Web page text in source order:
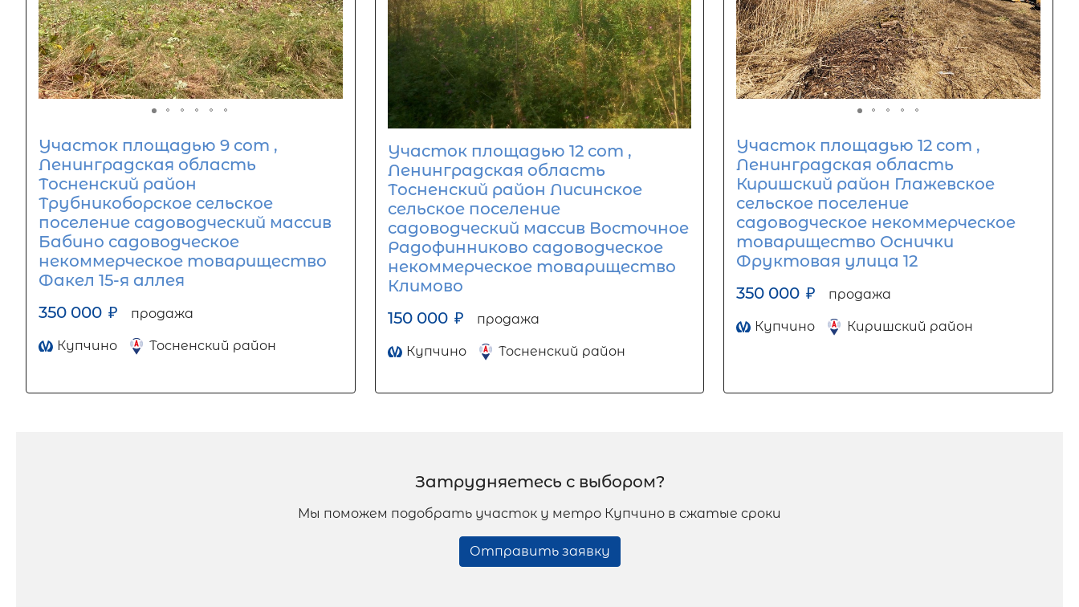
Участок площадью 9 сот ,
Ленинградская область
Тосненский район
Трубникоборское сельское
поселение садоводческий массив
Бабино садоводческое
некоммерческое товарищество
Факел 15-я аллея
350 000 ₽ продажа
Купчино Тосненский район
Участок площадью 12 сот ,
Ленинградская область
Тосненский район Лисинское
сельское поселение
садоводческий массив Восточное
Радофинниково садоводческое
некоммерческое товарищество
Климово
150 000 ₽ продажа
Купчино Тосненский район
Участок площадью 12 сот ,
Ленинградская область
Киришский район Глажевское
сельское поселение
садоводческое некоммерческое
товарищество Оснички
Фруктовая улица 12
350 000 ₽ продажа
Купчино Киришский район
Затрудняетесь с выбором?
Мы поможем подобрать участок у метро Купчино в сжатые сроки
Отправить заявку